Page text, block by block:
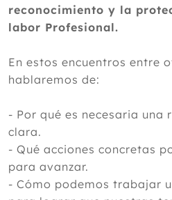
reconocimiento y la
labor Profesional.
En estos encuentros entre
hablaremos de:
- Por qué es necesaria una
clara.
- Qué acciones concretas
para avanzar.
- Cómo podemos trabajar